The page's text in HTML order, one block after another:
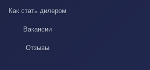
Как стать дилером
Вакансии
Отзывы